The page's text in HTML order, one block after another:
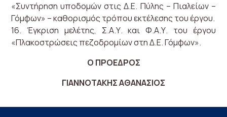
«Συντήρηση υποδομών στις Δ.Ε. Πύλης – Πιαλείων –
Γόμφων» – καθορισμός τρόπου εκτέλεσης του έργου.
16. Έγκριση μελέτης, Σ.Α.Υ. και Φ.Α.Υ. του έργου
«Πλακοστρώσεις πεζοδρομίων στη Δ.Ε. Γόμφων».
Ο ΠΡΟΕΔΡΟΣ
ΓΙΑΝΝΟΤΑΚΗΣ ΑΘΑΝΑΣΙΟΣ